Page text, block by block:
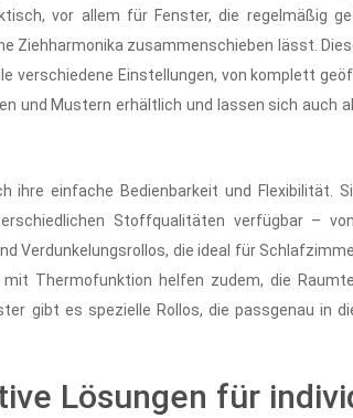
vor allem für Fenster, die regelmäßig
Ziehharmonika zusammenschieben lässt.
verschiedene Einstellungen, von komplett
und Mustern erhältlich und lassen sich auch
ihre einfache Bedienbarkeit und Flexibilität.
Stoffqualitäten verfügbar –
Verdunkelungsrollos, die ideal für
mit Thermofunktion helfen zudem, die
gibt es spezielle Rollos, die passgenau in
Lösungen für